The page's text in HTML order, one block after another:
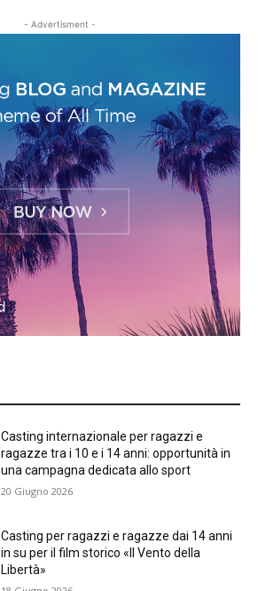
- Advertisment -
Casting internazionale per ragazzi e
ragazze tra i 10 e i 14 anni: opportunità in
una campagna dedicata allo sport
20 Giugno 2026
Casting per ragazzi e ragazze dai 14 anni
in su per il film storico «Il Vento della
Libertà»